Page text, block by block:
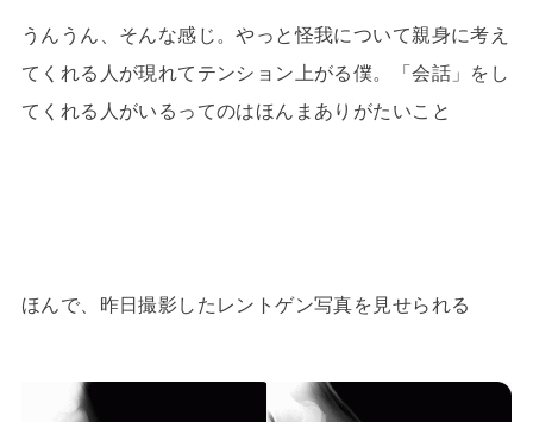
うんうん、そんな感じ。やっと怪我について親身に考え
てくれる人が現れてテンション上がる僕。「会話」をし
てくれる人がいるってのはほんまありがたいこと
ほんで、昨日撮影したレントゲン写真を見せられる